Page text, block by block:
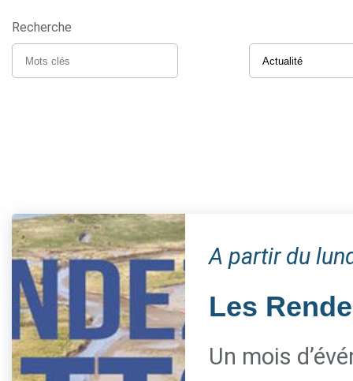
Recherche
A partir du
Les
Un mois